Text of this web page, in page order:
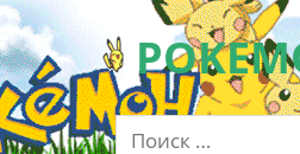
Перейти
к
содержимому
Мобильное
приложение